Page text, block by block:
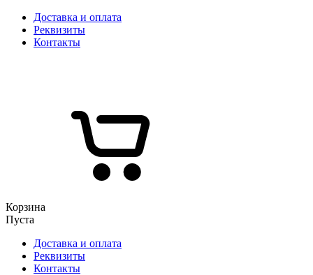
Доставка и оплата
Реквизиты
Контакты
Корзина
Пуста
Доставка и оплата
Реквизиты
Контакты